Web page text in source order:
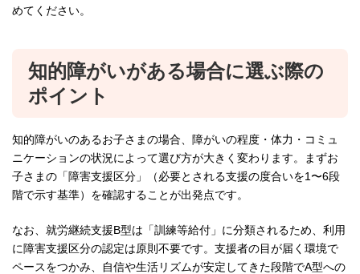
めてください。
知的障がいがある場合に選ぶ際の
ポイント
知的障がいのあるお子さまの場合、障がいの程度・体力・コミュ
ニケーションの状況によって選び方が大きく変わります。まずお
子さまの「障害支援区分」（必要とされる支援の度合いを1〜6段
階で示す基準）を確認することが出発点です。
なお、就労継続支援B型は「訓練等給付」に分類されるため、利用
に障害支援区分の認定は原則不要です。支援者の目が届く環境で
ペースをつかみ、自信や生活リズムが安定してきた段階でA型への